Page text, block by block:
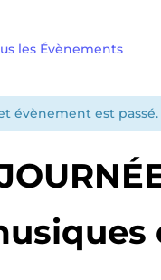
les Évènements
évènement est passé.